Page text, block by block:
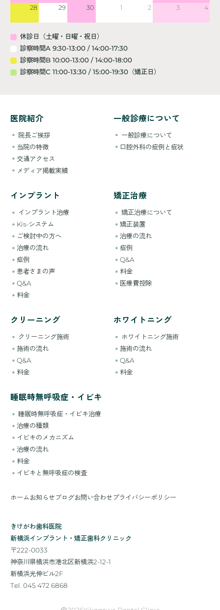
28 29 30 1 2 3 4
休診日（土曜・日曜・祝日）
診察時間A 9:30-13:00 / 14:00-17:30
診察時間B 10:00-13:00 / 14:00-18:00
診察時間C 11:00-13:30 / 15:00-19:30（矯正日）
医院紹介
院長ご挨拶
当院の特徴
交通アクセス
メディア掲載実績
一般診療について
一般診療について
口腔外科の症例と症状
インプラント
インプラント治療
Kis-システム
ご検討中の方へ
治療の流れ
症例
患者さまの声
Q&A
料金
矯正治療
矯正治療について
矯正装置
治療の流れ
症例
Q&A
料金
医療費控除
クリーニング
クリーニング施術
施術の流れ
Q&A
料金
ホワイトニング
ホワイトニング施術
施術の流れ
Q&A
料金
睡眠時無呼吸症・イビキ
睡眠時無呼吸症・イビキ治療
治療の種類
イビキのメカニズム
治療の流れ
料金
イビキと無呼吸症の検査
ホームお知らせブログお問い合わせプライバシーポリシー
きけがわ歯科医院
新横浜インプラント・矯正歯科クリニック
〒222-0033
神奈川県横浜市港北区新横浜2-12-1
新横浜光伸ビル2F
Tel. 045 472 6868